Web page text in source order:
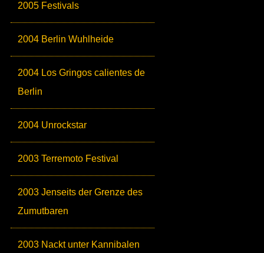
2005 Festivals
2004 Berlin Wuhlheide
2004 Los Gringos calientes de
Berlin
2004 Unrockstar
2003 Terremoto Festival
2003 Jenseits der Grenze des
Zumutbaren
2003 Nackt unter Kannibalen